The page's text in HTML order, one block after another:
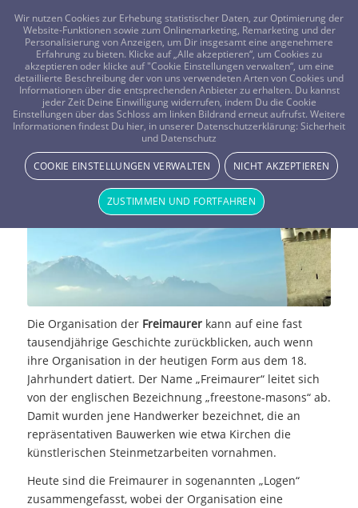
FRAGEN? KOSTENLOS ANRUFEN: 0800-8478266
Freimaurer
Die Organisation der Freimaurer kann auf eine fast
tausendjährige Geschichte zurückblicken, auch wenn
ihre Organisation in der heutigen Form aus dem 18.
Jahrhundert datiert. Der Name „Freimaurer“ leitet sich
von der englischen Bezeichnung „freestone-masons“ ab.
Damit wurden jene Handwerker bezeichnet, die an
repräsentativen Bauwerken wie etwa Kirchen die
künstlerischen Steinmetzarbeiten vornahmen.
Heute sind die Freimaurer in sogenannten „Logen“
zusammengefasst, wobei der Organisation eine
Wir nutzen Cookies zur Erhebung statistischer Daten, zur Optimierung der
Website-Funktionen sowie zum Onlinemarketing, Remarketing und der
Personalisierung von Anzeigen, um Dir insgesamt eine angenehmere
Erfahrung zu bieten. Klicke auf „Alle akzeptieren“, um Cookies zu
akzeptieren oder klicke auf "Cookie Einstellungen verwalten“, um eine
detaillierte Beschreibung der von uns verwendeten Arten von Cookies und
Informationen über die entsprechenden Anbieter zu erhalten. Du kannst
jeder Zeit Deine Einwilligung widerrufen, indem Du die Cookie
Einstellungen über das Schloss am linken Bildrand erneut aufrufst. Weitere
Informationen findest Du hier, in unserer Datenschutzerklärung: Sicherheit
und Datenschutz
COOKIE EINSTELLUNGEN VERWALTEN NICHT AKZEPTIEREN
ZUSTIMMEN UND FORTFAHREN